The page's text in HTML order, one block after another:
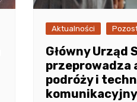
Aktualności
Główny
przeprowadza
podróży i